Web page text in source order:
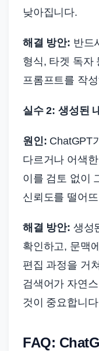
낮아집니다.
해결 방안: 반드
형식, 타겟 독자
프롬프트를 작
실수 2: 생성된
원인: ChatGPT
다르거나 어색
이를 검토 없이
신뢰도를 떨어
해결 방안: 생성
확인하고, 문맥
편집 과정을 거
검색어가 자연
것이 중요합니
FAQ: